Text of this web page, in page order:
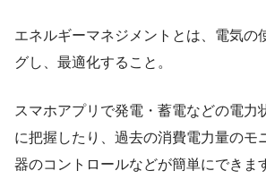
エネルギーマネジメントとは、電気の
グし、最適化すること。
スマホアプリで発電・蓄電などの電力
に把握したり、過去の消費電力量のモ
器のコントロールなどが簡単にできま